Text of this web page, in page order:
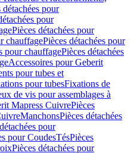
détachées pour
pour
Pièces détachées pour
chauffagePièces détachées pour
pour chauffagePièces détachées
Accessoires pour Geberit
pour tubes et
pour tubesFixations de
de vis pour assemblages à
Mapress CuivrePièces
ManchonsPièces détachées
pour
pour CoudesTésPièces
Pièces détachées pour